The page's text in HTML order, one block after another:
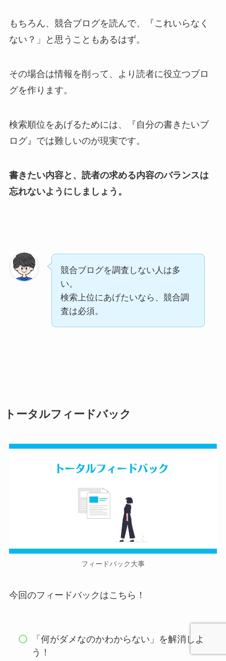
もちろん、競合ブログを読んで、『これいらなく
ない？」と思うこともあるはず。
その場合は情報を削って、より読者に役立つブロ
グを作ります。
検索順位をあげるためには、『自分の書きたいブ
ログ』では難しいのが現実です。
書きたい内容と、読者の求める内容のバランスは
忘れないようにしましょう。
競合ブログを調査しない人は多
い。
検索上位にあげたいなら、競合調
査は必須。
トータルフィードバック
フィードバック大事
今回のフィードバックはこちら！
「何がダメなのかわからない」を解消しよ
う！